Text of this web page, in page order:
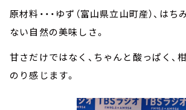
原材料・・・ゆず（富山県立山町産）、はち
ない自然の美味しさ。
甘さだけではなく、ちゃんと酸っぱく、
のり感じます。